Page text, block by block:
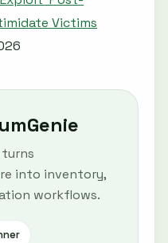
Victims
into inventory,
workflows.